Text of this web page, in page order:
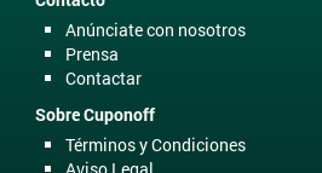
Anúnciate con nosotros
Prensa
Contactar
Sobre Cuponoff
Términos y Condiciones